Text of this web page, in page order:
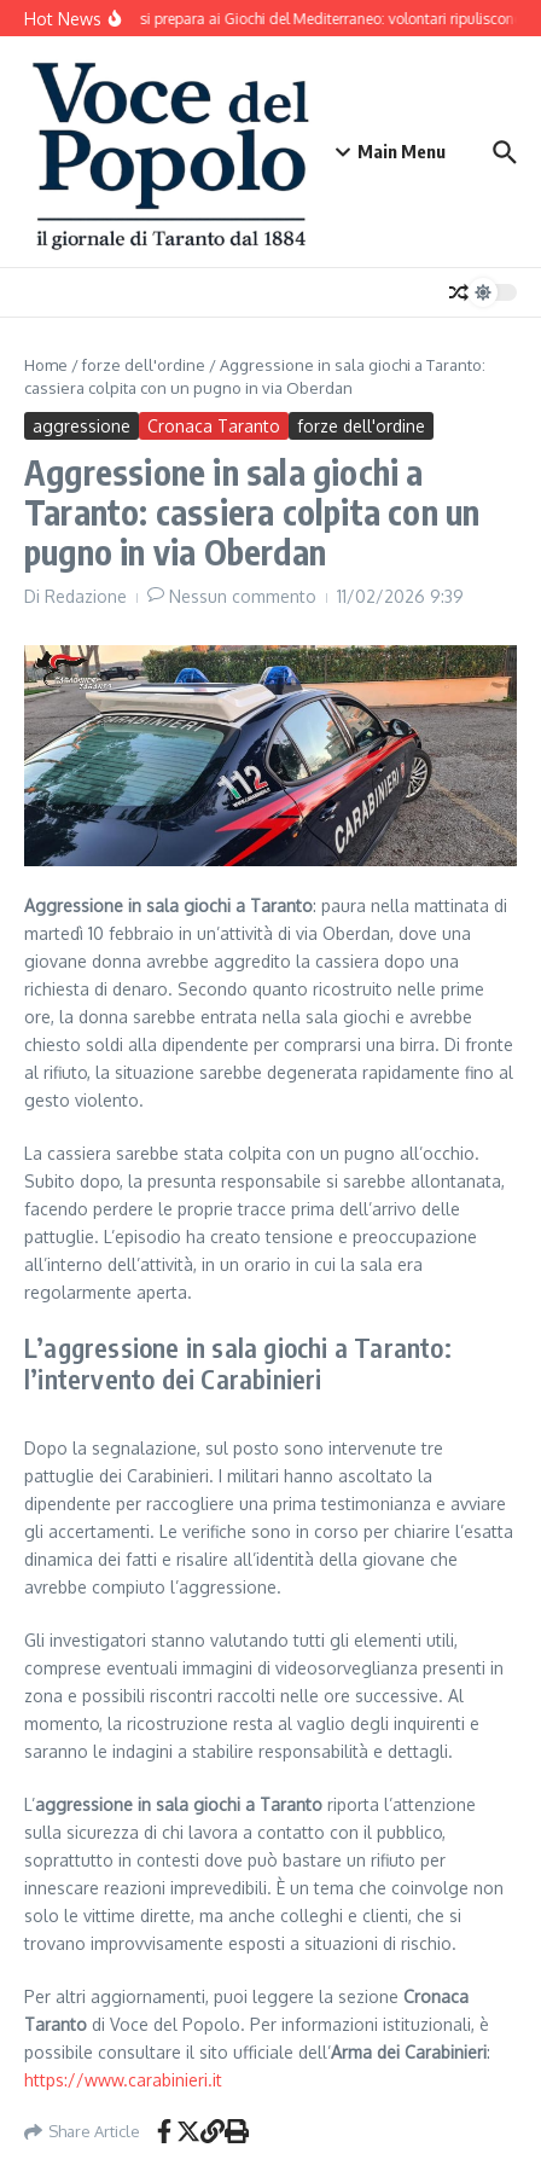
Salta al contenuto
Hot NewsTaranto si prepara ai Giochi del Mediterraneo: volontari ripuliscono
Main Menu
Home /forze dell'ordine /Aggressione in sala giochi a Taranto:
cassiera colpita con un pugno in via Oberdan
aggressione Cronaca Taranto forze dell'ordine
Aggressione in sala giochi a
Taranto: cassiera colpita con un
pugno in via Oberdan
Di Redazione Nessun commento 11/02/2026 9:39
Aggressione in sala giochi a Taranto: paura nella mattinata di
martedì 10 febbraio in un’attività di via Oberdan, dove una
giovane donna avrebbe aggredito la cassiera dopo una
richiesta di denaro. Secondo quanto ricostruito nelle prime
ore, la donna sarebbe entrata nella sala giochi e avrebbe
chiesto soldi alla dipendente per comprarsi una birra. Di fronte
al rifiuto, la situazione sarebbe degenerata rapidamente fino al
gesto violento.
La cassiera sarebbe stata colpita con un pugno all’occhio.
Subito dopo, la presunta responsabile si sarebbe allontanata,
facendo perdere le proprie tracce prima dell’arrivo delle
pattuglie. L’episodio ha creato tensione e preoccupazione
all’interno dell’attività, in un orario in cui la sala era
regolarmente aperta.
L’aggressione in sala giochi a Taranto:
l’intervento dei Carabinieri
Dopo la segnalazione, sul posto sono intervenute tre
pattuglie dei Carabinieri. I militari hanno ascoltato la
dipendente per raccogliere una prima testimonianza e avviare
gli accertamenti. Le verifiche sono in corso per chiarire l’esatta
dinamica dei fatti e risalire all’identità della giovane che
avrebbe compiuto l’aggressione.
Gli investigatori stanno valutando tutti gli elementi utili,
comprese eventuali immagini di videosorveglianza presenti in
zona e possibili riscontri raccolti nelle ore successive. Al
momento, la ricostruzione resta al vaglio degli inquirenti e
saranno le indagini a stabilire responsabilità e dettagli.
L’aggressione in sala giochi a Taranto riporta l’attenzione
sulla sicurezza di chi lavora a contatto con il pubblico,
soprattutto in contesti dove può bastare un rifiuto per
innescare reazioni imprevedibili. È un tema che coinvolge non
solo le vittime dirette, ma anche colleghi e clienti, che si
trovano improvvisamente esposti a situazioni di rischio.
Per altri aggiornamenti, puoi leggere la sezione Cronaca
Taranto di Voce del Popolo. Per informazioni istituzionali, è
possibile consultare il sito ufficiale dell’Arma dei Carabinieri:
https://www.carabinieri.it
Share Article